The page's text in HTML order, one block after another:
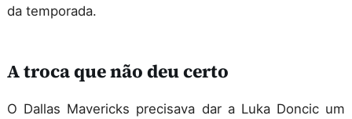
da temporada.
A troca que não deu certo
O Dallas Mavericks precisava dar a Luka Doncic um